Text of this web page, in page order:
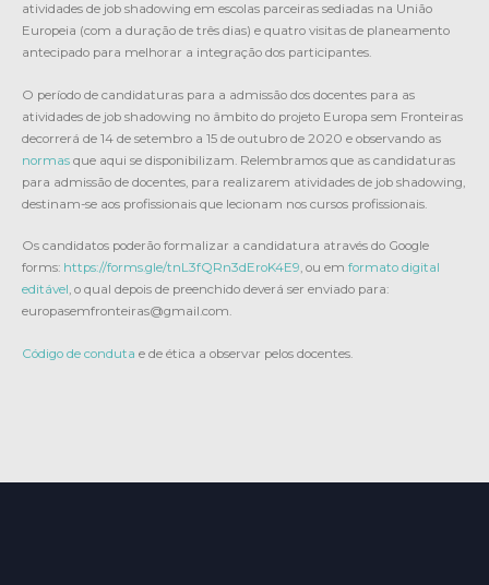
atividades de job shadowing em escolas parceiras sediadas na União
Europeia (com a duração de três dias) e quatro visitas de planeamento
antecipado para melhorar a integração dos participantes.
O período de candidaturas para a admissão dos docentes para as
atividades de job shadowing no âmbito do projeto Europa sem Fronteiras
decorrerá de 14 de setembro a 15 de outubro de 2020 e observando as
normas que aqui se disponibilizam. Relembramos que as candidaturas
para admissão de docentes, para realizarem atividades de job shadowing,
destinam-se aos profissionais que lecionam nos cursos profissionais.
Os candidatos poderão formalizar a candidatura através do Google
forms: https://forms.gle/tnL3fQRn3dEroK4E9, ou em formato digital
editável, o qual depois de preenchido deverá ser enviado para:
europasemfronteiras@gmail.com.
Código de conduta e de ética a observar pelos docentes.